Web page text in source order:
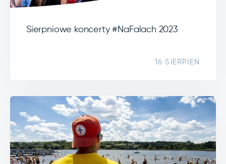
Sierpniowe koncerty #NaFalach 2023
16 SIERPIEŃ